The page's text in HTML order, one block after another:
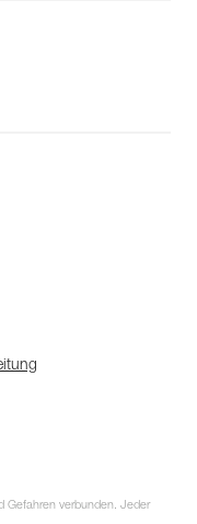
Gefahren verbunden. Jeder